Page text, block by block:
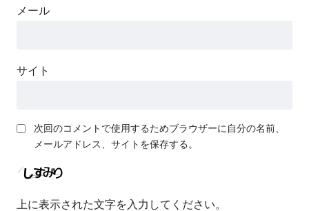
メール
サイト
次回のコメントで使用するためブラウザーに自分の名前、
メールアドレス、サイトを保存する。
上に表示された文字を入力してください。